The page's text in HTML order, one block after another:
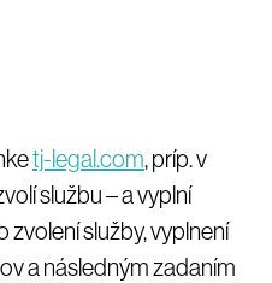
tj-legal.com, príp. v
službu – a vyplní
zvolení služby, vyplnení
a následným zadaním